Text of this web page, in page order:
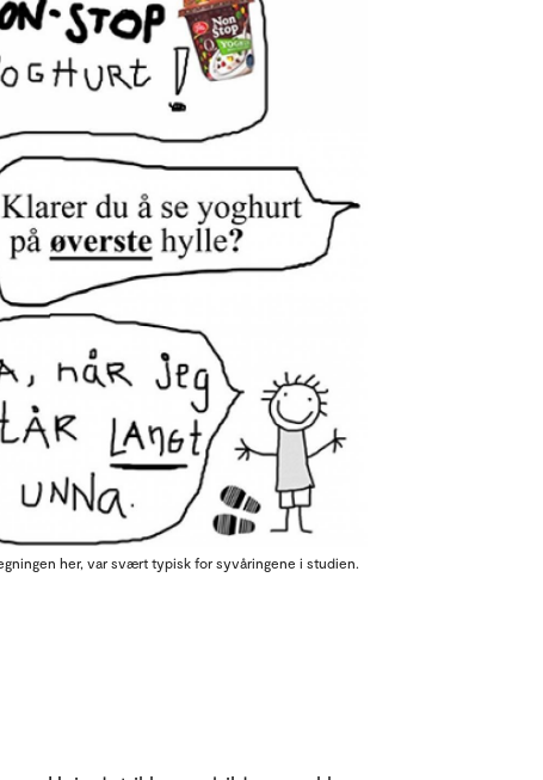
her, var svært typisk for syvåringene i studien.